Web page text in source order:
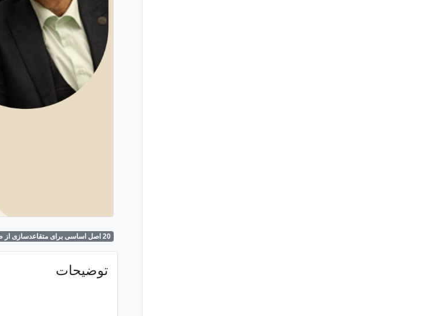
20 اصل اساسی برای متقاعدسازی از طرف مقابل در کار و کسب
توضیحات